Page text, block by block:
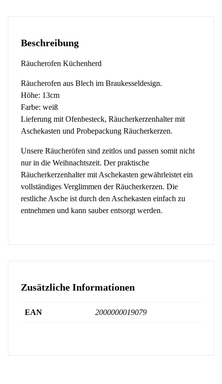
Beschreibung
Räucherofen Küchenherd
Räucherofen aus Blech im Braukesseldesign.
Höhe: 13cm
Farbe: weiß
Lieferung mit Ofenbesteck, Räucherkerzenhalter mit
Aschekasten und Probepackung Räucherkerzen.
Unsere Räucheröfen sind zeitlos und passen somit nicht
nur in die Weihnachtszeit. Der praktische
Räucherkerzenhalter mit Aschekasten gewährleistet ein
vollständiges Verglimmen der Räucherkerzen. Die
restliche Asche ist durch den Aschekasten einfach zu
entnehmen und kann sauber entsorgt werden.
Zusätzliche Informationen
EAN 2000000019079